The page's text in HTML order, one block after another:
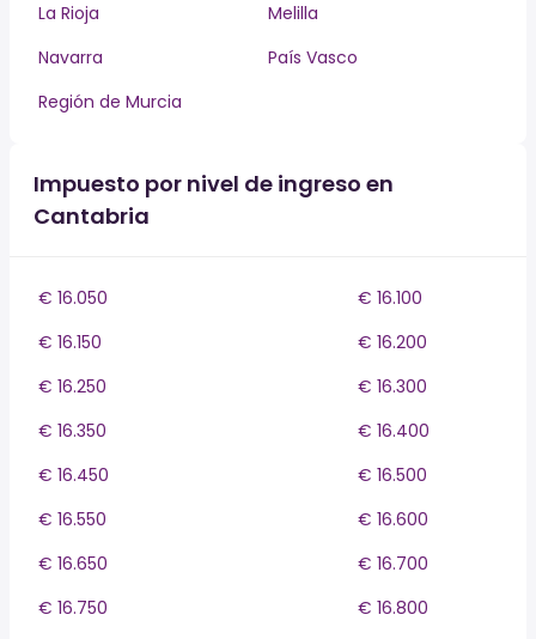
La Rioja
Melilla
Navarra
País Vasco
Región de Murcia
Impuesto por nivel de ingreso en
Cantabria
€ 16.050
€ 16.100
€ 16.150
€ 16.200
€ 16.250
€ 16.300
€ 16.350
€ 16.400
€ 16.450
€ 16.500
€ 16.550
€ 16.600
€ 16.650
€ 16.700
€ 16.750
€ 16.800